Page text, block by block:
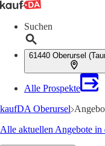
Suchen
61440 Oberursel
Alle Prospekte
kaufDA Oberursel
Alle aktuellen Angebote in